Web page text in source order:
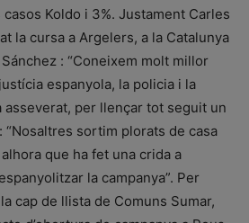
Koldo i 3%. Justament Carles
la cursa a Argelers, a la Catalunya
: “Coneixem molt millor
espanyola, la policia i la
asseverat, per llençar tot seguit un
“Nosaltres sortim plorats de casa
que ha fet una crida a
la campanya”. Per
cap de llista de Comuns Sumar,